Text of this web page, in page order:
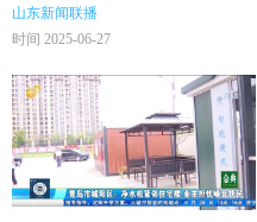
山东新闻联播
时间 2025-06-27